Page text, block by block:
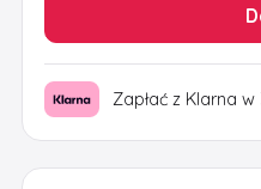
Zapłać z Klarna